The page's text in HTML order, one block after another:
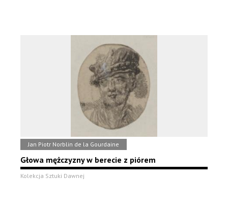
Jan Piotr Norblin de la Gourdaine
Głowa mężczyzny w berecie z piórem
Kolekcja Sztuki Dawnej